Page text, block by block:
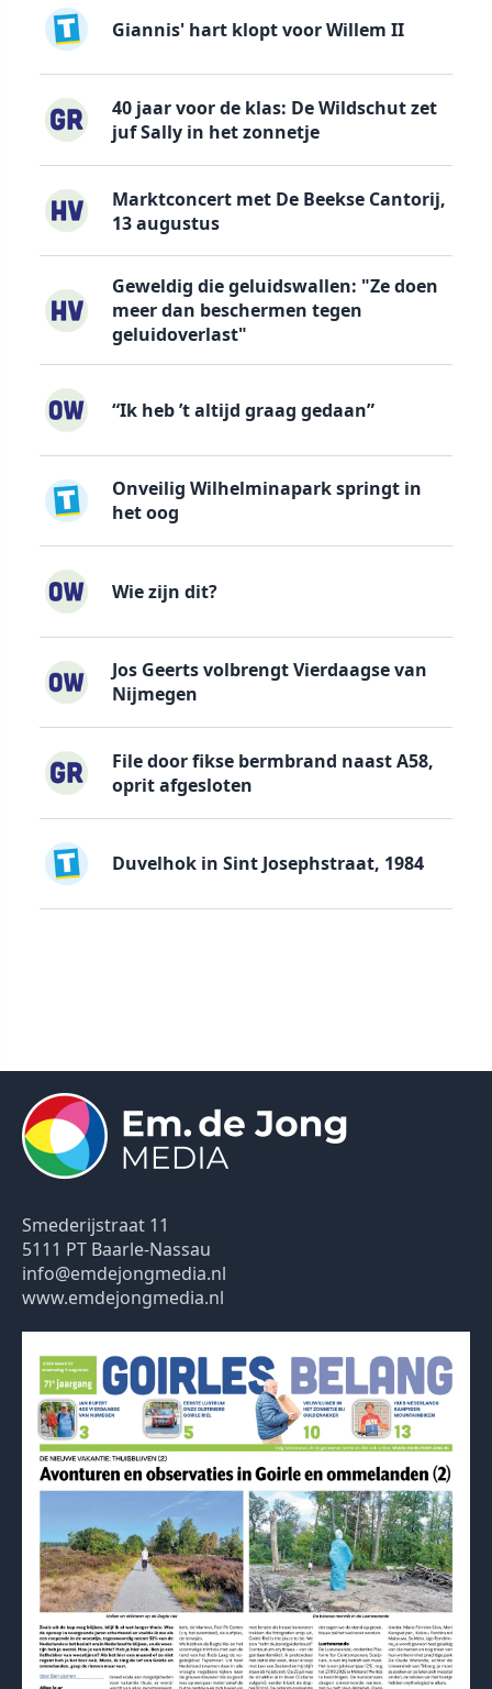
Giannis' hart klopt voor Willem II
40 jaar voor de klas: De Wildschut zet
juf Sally in het zonnetje
Marktconcert met De Beekse Cantorij,
13 augustus
Geweldig die geluidswallen: "Ze doen
meer dan beschermen tegen
geluidoverlast"
“Ik heb ’t altijd graag gedaan”
Onveilig Wilhelminapark springt in
het oog
Wie zijn dit?
Jos Geerts volbrengt Vierdaagse van
Nijmegen
File door fikse bermbrand naast A58,
oprit afgesloten
Duvelhok in Sint Josephstraat, 1984
Smederijstraat 11
5111 PT Baarle-Nassau
info@emdejongmedia.nl
www.emdejongmedia.nl